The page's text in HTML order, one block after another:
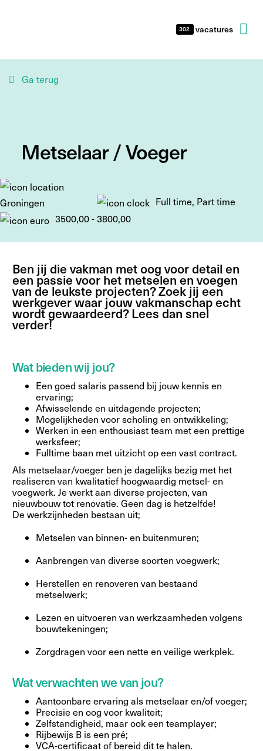
302 vacatures
Ga terug
Metselaar / Voeger
Groningen
Full time, Part time
3500,00 - 3800,00
Ben jij die vakman met oog voor detail en
een passie voor het metselen en voegen
van de leukste projecten? Zoek jij een
werkgever waar jouw vakmanschap echt
wordt gewaardeerd? Lees dan snel
verder!
Wat bieden wij jou?
Een goed salaris passend bij jouw kennis en
ervaring;
Afwisselende en uitdagende projecten;
Mogelijkheden voor scholing en ontwikkeling;
Werken in een enthousiast team met een prettige
werksfeer;
Fulltime baan met uitzicht op een vast contract.
Als metselaar/voeger ben je dagelijks bezig met het
realiseren van kwalitatief hoogwaardig metsel- en
voegwerk. Je werkt aan diverse projecten, van
nieuwbouw tot renovatie. Geen dag is hetzelfde!
De werkzijnheden bestaan uit;
Metselen van binnen- en buitenmuren;
Aanbrengen van diverse soorten voegwerk;
Herstellen en renoveren van bestaand
metselwerk;
Lezen en uitvoeren van werkzaamheden volgens
bouwtekeningen;
Zorgdragen voor een nette en veilige werkplek.
Wat verwachten we van jou?
Aantoonbare ervaring als metselaar en/of voeger;
Precisie en oog voor kwaliteit;
Zelfstandigheid, maar ook een teamplayer;
Rijbewijs B is een pré;
VCA-certificaat of bereid dit te halen.